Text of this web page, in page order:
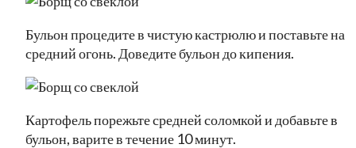
Бульон процедите в чистую кастрюлю и поставьте на
средний огонь. Доведите бульон до кипения.
Картофель порежьте средней соломкой и добавьте в
бульон, варите в течение 10 минут.